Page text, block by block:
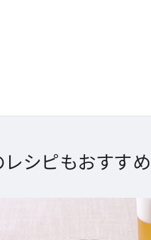
レシピもおすすめ